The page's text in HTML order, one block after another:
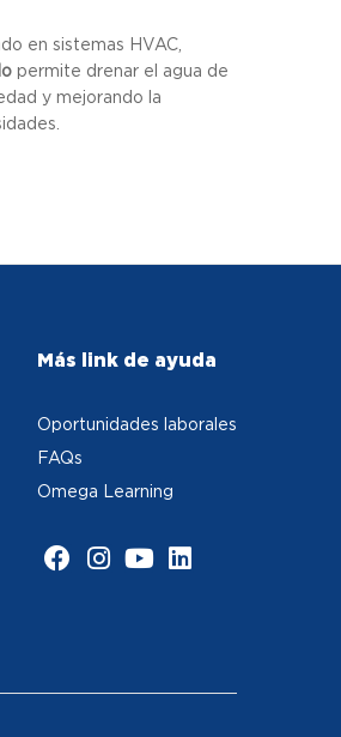
en sistemas HVAC,
permite drenar el agua de
y mejorando la
Más link de ayuda
Oportunidades laborales
FAQs
Omega Learning